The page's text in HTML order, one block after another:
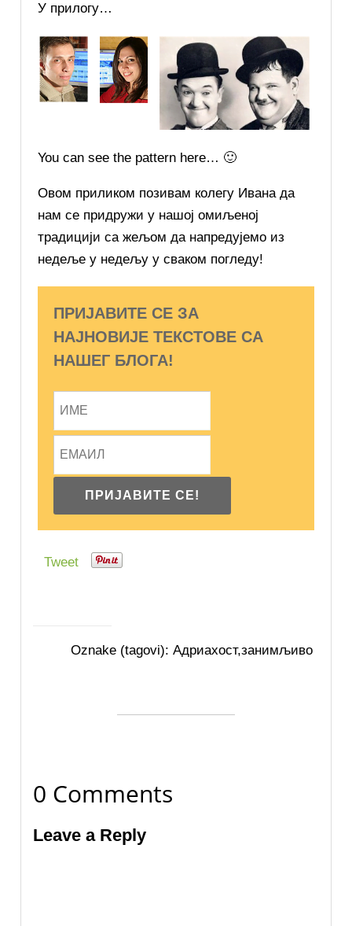
У прилогу…
You can see the pattern here… 🙂
Овом приликом позивам колегу Ивана да
нам се придружи у нашој омиљеној
традицији са жељом да напредујемо из
недеље у недељу у сваком погледу!
ПРИЈАВИТЕ СЕ ЗА
НАЈНОВИЈЕ ТЕКСТОВЕ СА
НАШЕГ БЛОГА!
Tweet
Oznake (tagovi): Адриахост,занимљиво
0 Comments
Leave a Reply